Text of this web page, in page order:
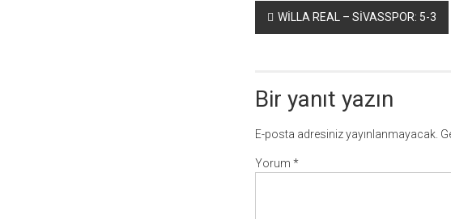
Yazı
dolaşımı
WİLLA REAL – SİVASSPOR: 5-3
Bir yanıt yazın
E-posta adresiniz yayınlanmayacak.
Yorum *